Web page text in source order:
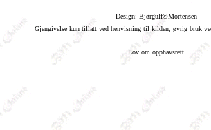
Design: Bjørgulf©Mortensen
Gjengivelse kun tillatt ved henvisning til kilden, øvrig bruk
Lov om opphavsrett